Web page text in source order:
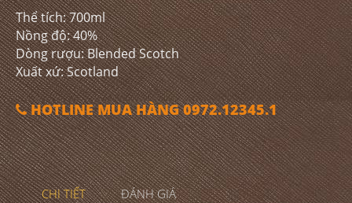
Thể tích: 700ml
Nồng độ: 40%
Dòng rượu: Blended Scotch
Xuất xứ: Scotland
HOTLINE MUA HÀNG 0972.12345.1
CHI TIẾT ĐÁNH GIÁ